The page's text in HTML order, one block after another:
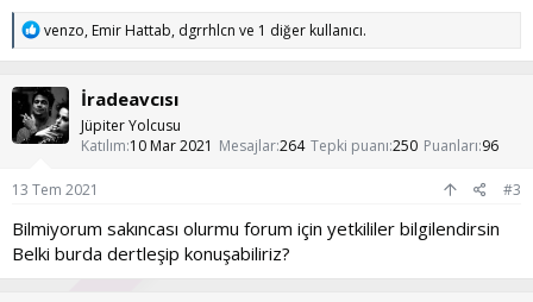
T
p
k
i
l
e
venzo,Emir Hattab, dgrrhlcn ve 1 diğer kullanıcı.
İradeavcısı
Jüpiter Yolcusu
Katılım 10 Mar 2021 Mesajlar264 Tepki puanı 250 Puanları 96
13 Tem 2021 #3
Bilmiyorum sakıncası olurmu forum için yetkililer bilgilendirsin
Belki burda dertleşip konuşabiliriz?